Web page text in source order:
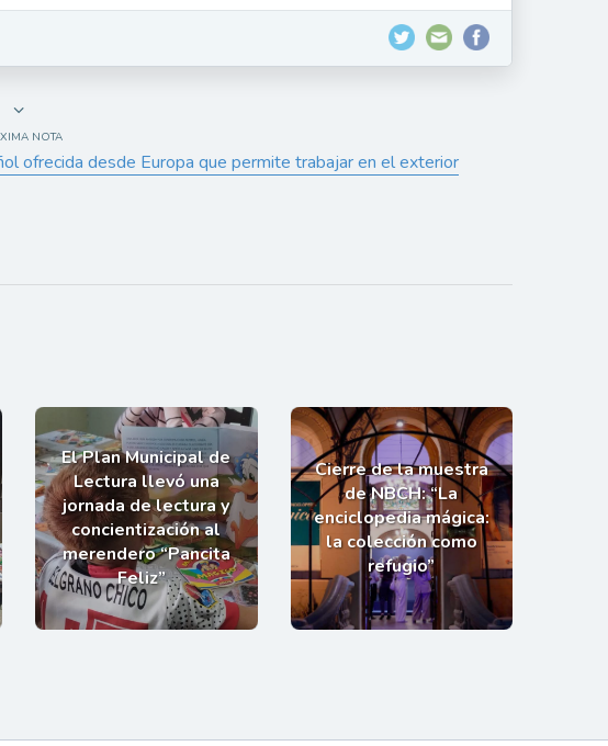
NOTA
ofrecida desde Europa que permite trabajar en el exterior
El Plan Municipal de
Lectura llevó una
jornada de lectura y
concientización al
merendero “Pancita
Feliz”
Cierre de la muestra
de NBCH: “La
enciclopedia mágica:
la colección como
refugio”